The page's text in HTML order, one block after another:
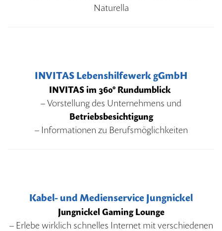
Naturella
INVITAS Lebenshilfewerk gGmbH
INVITAS im 360° Rundumblick
– Vorstellung des Unternehmens und
Betriebsbesichtigung
– Informationen zu Berufsmöglichkeiten
Kabel- und Medienservice Jungnickel
Jungnickel Gaming Lounge
– Erlebe wirklich schnelles Internet mit verschiedenen